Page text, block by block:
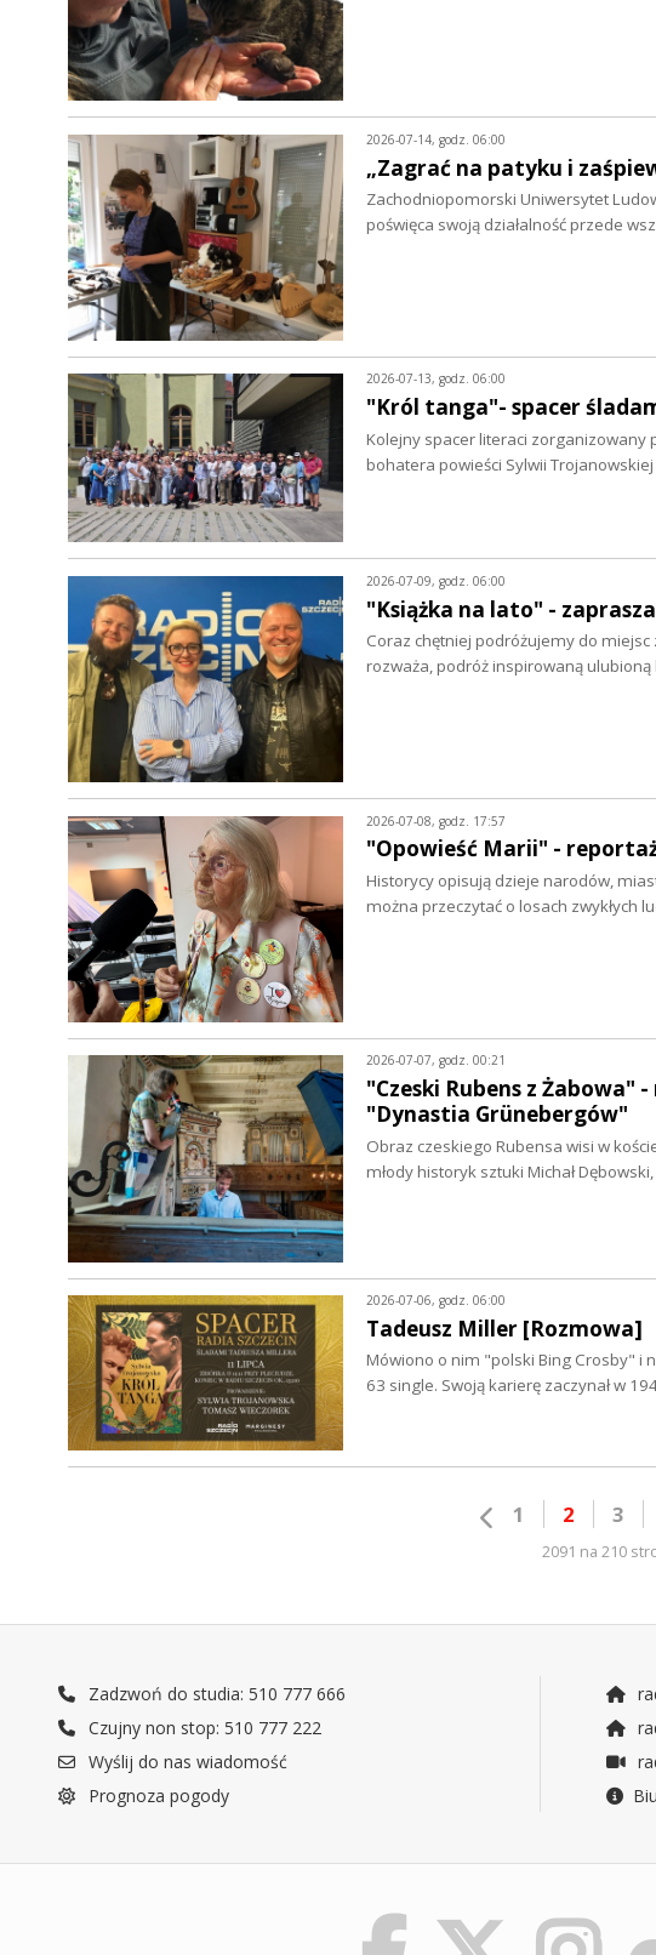
2026-07-14, godz. 06:00
„Zagrać na patyku i
Zachodniopomorski Uniwersytet
poświęca swoją działalność przede
2026-07-13, godz. 06:00
"Król tanga"- spacer
Kolejny spacer literaci zorganizowany
bohatera powieści Sylwii
2026-07-09, godz. 06:00
"Książka na lato" -
Coraz chętniej podróżujemy do
rozważa, podróż inspirowaną ulubioną
2026-07-08, godz. 17:57
"Opowieść Marii" -
Historycy opisują dzieje narodów,
można przeczytać o losach zwykłych
2026-07-07, godz. 00:21
"Czeski Rubens z
"Dynastia Grünebergów"
Obraz czeskiego Rubensa wisi w
młody historyk sztuki Michał
2026-07-06, godz. 06:00
Tadeusz Miller [Rozmowa]
Mówiono o nim "polski Bing Crosby" i
63 single. Swoją karierę zaczynał w
1 2 3
2091 na 210
Zadzwoń do studia: 510 777 666
Czujny non stop: 510 777 222
Wyślij do nas wiadomość
Prognoza pogody